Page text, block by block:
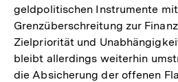
geldpolitischen Instrumente
Grenzüberschreitung zur
Zielpriorität und
bleibt allerdings weiterhin
die Absicherung der offenen